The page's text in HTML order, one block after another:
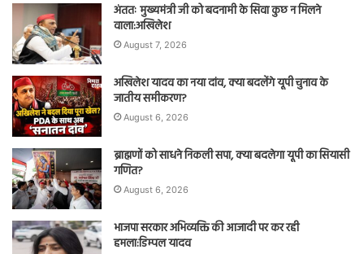
अंततः मुख्यमंत्री जी को बदनामी के सिवा कुछ न मिलने
वाला:अखिलेश
August 7, 2026
अखिलेश यादव का नया दांव, क्या बदलेंगे यूपी चुनाव के
जातीय समीकरण?
August 6, 2026
ब्राह्मणों को साधने निकली सपा, क्या बदलेगा यूपी का सियासी
गणित?
August 6, 2026
भाजपा सरकार अभिव्यक्ति की आजादी पर कर रही
हमला:डिम्पल यादव